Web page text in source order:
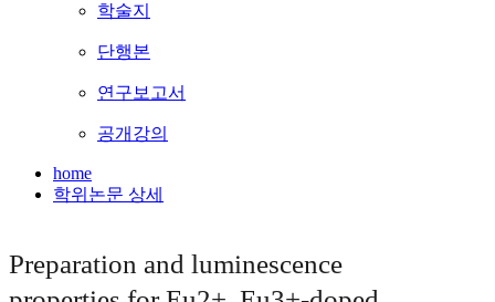
학술지
단행본
연구보고서
공개강의
home
학위논문 상세
Preparation and luminescence